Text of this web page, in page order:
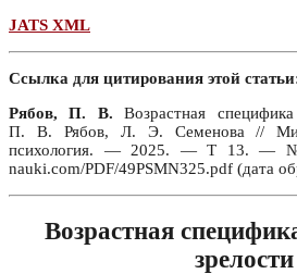
JATS XML
Ссылка для цитирования этой
Рябов, П. В. Возрастная
П. В. Рябов, Л. Э. Семенова //
психология. — 2025. — Т 13. —
nauki.com/PDF/49PSMN325.pdf (дата
Возрастная
зрелости